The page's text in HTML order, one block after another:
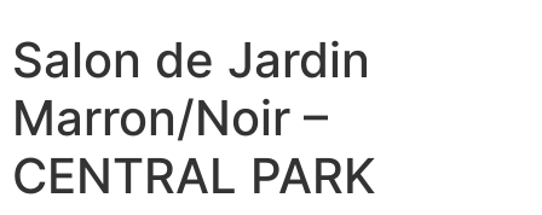
Salon de Jardin
Marron/Noir –
CENTRAL PARK